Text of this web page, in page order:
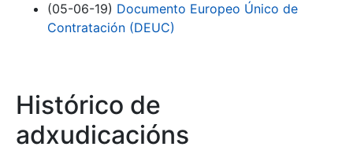
(05-06-19) Documento Europeo Único de
Contratación (DEUC)
Histórico de
adxudicacións